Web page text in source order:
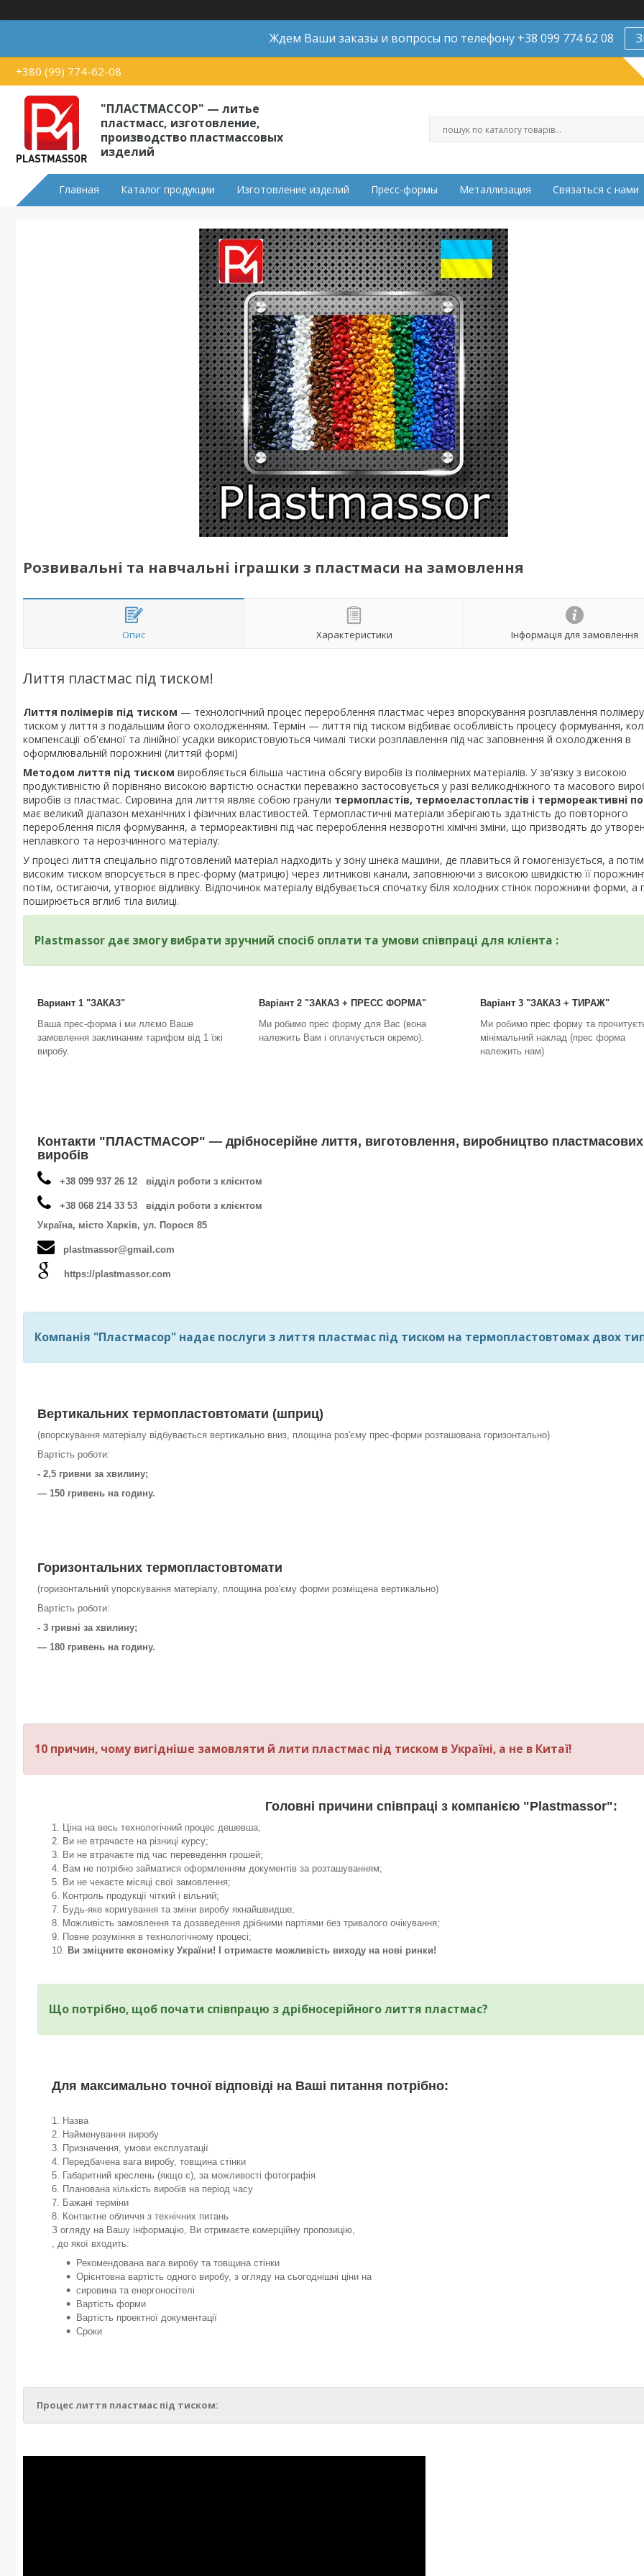
Ждем Ваши заказы и вопросы по телефону +38 099 774 62 08
+380 (99) 774-62-08
"ПЛАСТМАССОР" — литье
пластмасс, изготовление,
производство пластмассовых
изделий
Главная Каталог продукции Изготовление изделий Пресс-формы Металлизация Связаться с нами
Розвивальні та навчальні іграшки з пластмаси на замовлення
Опис Характеристики Інформація для замовлення
Лиття пластмас під тиском!
Лиття полімерів під тиском — технологічний процес перероблення пластмас через впорскування розплавлення полімеру
тиском у лиття з подальшим його охолодженням. Термін — лиття під тиском відбиває особливість процесу формування,
компенсації об'ємної та лінійної усадки використовуються чималі тиски розплавлення під час заповнення й охолодження в
оформлювальній порожнині (литтяй формі)
Методом лиття під тиском виробляється більша частина обсягу виробів із полімерних матеріалів. У зв'язку з високою
продуктивністю й порівняно високою вартістю оснастки переважно застосовується у разі великодніжного та масового
виробів із пластмас. Сировина для лиття являє собою гранули термопластів, термоеластопластів і термореактивні
має великий діапазон механічних і фізичних властивостей. Термопластичні матеріали зберігають здатність до повторного
перероблення після формування, а термореактивні під час перероблення незворотні хімічні зміни, що призводять до
неплавкого та нерозчинного матеріалу.
У процесі лиття спеціально підготовлений матеріал надходить у зону шнека машини, де плавиться й гомогенізується, а потім
високим тиском впорсується в прес-форму (матрицю) через литникові канали, заповнюючи з високою швидкістю її
потім, остигаючи, утворює відливку. Відпочинок матеріалу відбувається спочатку біля холодних стінок порожнини форми, а
поширюється вглиб тіла вилиці.
Plastmassor дає змогу вибрати зручний спосіб оплати та умови співпраці для клієнта :
Вариант 1 "ЗАКАЗ"
Ваша прес-форма і ми ллємо Ваше
замовлення заклинаним тарифом від 1 їжі
виробу.
Варіант 2 "ЗАКАЗ + ПРЕСС ФОРМА"
Ми робимо прес форму для Вас (вона
належить Вам і оплачується окремо).
Варіант 3 "ЗАКАЗ + ТИРАЖ"
Ми робимо прес форму та
мінімальний наклад (прес форма
належить нам)
Контакти "ПЛАСТМАСОР" — дрібносерійне лиття, виготовлення, виробництво пластмасових
виробів
+38 099 937 26 12 відділ роботи з клієнтом
+38 068 214 33 53 відділ роботи з клієнтом
Україна, місто Харків, ул. Порося 85
plastmassor@gmail.com
https://plastmassor.com
Компанія "Пластмасор" надає послуги з лиття пластмас під тиском на термопластовтомах двох
Вертикальних термопластовтомати (шприц)
(впорскування матеріалу відбувається вертикально вниз, площина роз'єму прес-форми розташована горизонтально)
Вартість роботи:
- 2,5 гривни за хвилину;
— 150 гривень на годину.
Горизонтальних термопластовтомати
(горизонтальний упорскування матеріалу, площина роз'єму форми розміщена вертикально)
Вартість роботи:
- 3 гривні за хвилину;
— 180 гривень на годину.
10 причин, чому вигідніше замовляти й лити пластмас під тиском в Україні, а не в Китаї!
Головні причини співпраці з компанією "Plastmassor":
Ціна на весь технологічний процес дешевша;
Ви не втрачаєте на різниці курсу;
Ви не втрачаєте під час переведення грошей;
Вам не потрібно займатися оформленням документів за розташуванням;
Ви не чекаєте місяці свої замовлення;
Контроль продукції чіткий і вільний;
Будь-яке коригування та зміни виробу якнайшвидше;
Можливість замовлення та дозаведення дрібними партіями без тривалого очікування;
Повне розуміння в технологічному процесі;
Ви зміцните економіку України! І отримаєте можливість виходу на нові ринки!
Що потрібно, щоб почати співпрацю з дрібносерійного лиття пластмас?
Для максимально точної відповіді на Ваші питання потрібно:
1. Назва
2. Найменування виробу
3. Призначення, умови експлуатації
4. Передбачена вага виробу, товщина стінки
5. Габаритний креслень (якщо є), за можливості фотографія
6. Планована кількість виробів на період часу
7. Бажані терміни
8. Контактне обличчя з технічних питань
З огляду на Вашу інформацію, Ви отримаєте комерційну пропозицію,
, до якої входить:
Рекомендована вага виробу та товщина стінки
Орієнтовна вартість одного виробу, з огляду на сьогоднішні ціни на
сировина та енергоносітелі
Вартість форми
Вартість проектної документації
Сроки
Процес лиття пластмас під тиском: